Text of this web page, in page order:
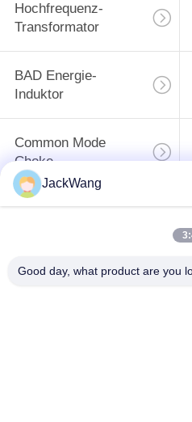
Ethernet
Hochfrequenz-
Transformator
BAD Energie-
Induktor
Common Mode
Choke
JackWang
Good day, what product are you